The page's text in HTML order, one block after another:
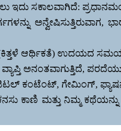
ಇದು ಸಕಾಲವಾಗಿದೆ:
ಆರ್ಥಿಕತೆ) ಉದಯದ ಸಮಯ,
ಅನಂತವಾಗುತ್ತಿದೆ,
ಕಂಟೆಂಟ್, ಗೇಮಿಂಗ್, ಫ್ಯಾಷನ್,
ಕನಸು ಕಾಣಿ ಮತ್ತು ನಿಮ್ಮ